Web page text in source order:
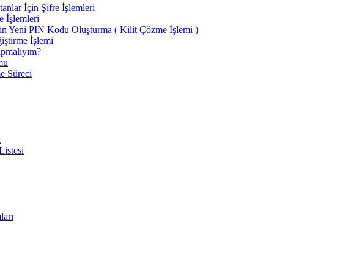
İçin Şifre İşlemleri
İşlemleri
Yeni PIN Kodu Oluşturma ( Kilit Çözme İşlemi )
İşlemi
Süreci